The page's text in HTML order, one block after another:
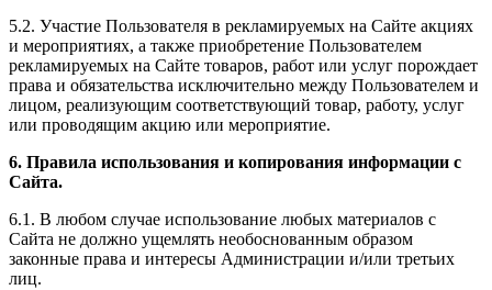
5.2. Участие Пользователя в рекламируемых на Сайте акциях
и мероприятиях, а также приобретение Пользователем
рекламируемых на Сайте товаров, работ или услуг порождает
права и обязательства исключительно между Пользователем и
лицом, реализующим соответствующий товар, работу, услуг
или проводящим акцию или мероприятие.
6. Правила использования и копирования информации с
Сайта.
6.1. В любом случае использование любых материалов с
Сайта не должно ущемлять необоснованным образом
законные права и интересы Администрации и/или третьих
лиц.